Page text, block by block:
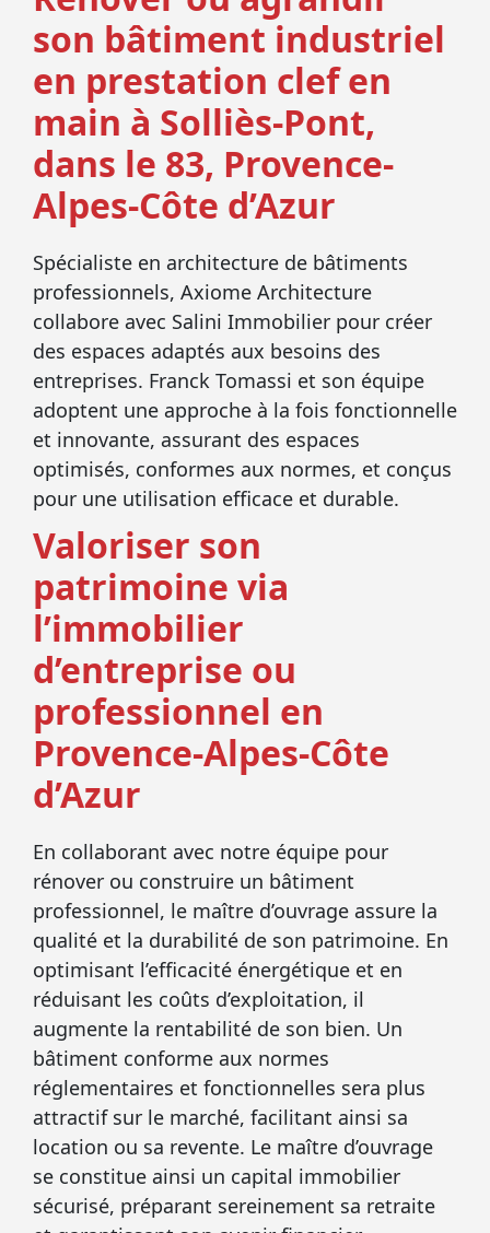
son bâtiment industriel
en prestation clef en
main à Solliès-Pont,
dans le 83, Provence-
Alpes-Côte d’Azur
Spécialiste en architecture de bâtiments
professionnels, Axiome Architecture
collabore avec Salini Immobilier pour créer
des espaces adaptés aux besoins des
entreprises. Franck Tomassi et son équipe
adoptent une approche à la fois fonctionnelle
et innovante, assurant des espaces
optimisés, conformes aux normes, et conçus
pour une utilisation efficace et durable.
Valoriser son
patrimoine via
l’immobilier
d’entreprise ou
professionnel en
Provence-Alpes-Côte
d’Azur
En collaborant avec notre équipe pour
rénover ou construire un bâtiment
professionnel, le maître d’ouvrage assure la
qualité et la durabilité de son patrimoine. En
optimisant l’efficacité énergétique et en
réduisant les coûts d’exploitation, il
augmente la rentabilité de son bien. Un
bâtiment conforme aux normes
réglementaires et fonctionnelles sera plus
attractif sur le marché, facilitant ainsi sa
location ou sa revente. Le maître d’ouvrage
se constitue ainsi un capital immobilier
sécurisé, préparant sereinement sa retraite